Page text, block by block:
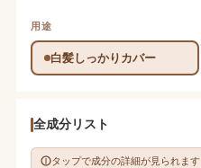
用途
白髪しっかりカバー
全成分リスト
タップで成分の詳細が見られます